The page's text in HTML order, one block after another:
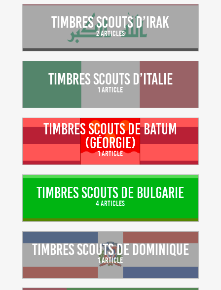
Timbres scouts d’Irak
2 Articles
Timbres scouts d’Italie
1 Article
Timbres scouts de Batum
(Géorgie)
1 Article
Timbres scouts de Bulgarie
4 Articles
Timbres scouts de Dominique
1 Article